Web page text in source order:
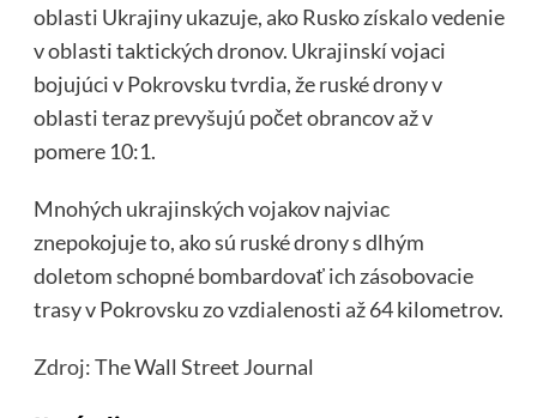
oblasti Ukrajiny ukazuje, ako Rusko získalo vedenie
v oblasti taktických dronov. Ukrajinskí vojaci
bojujúci v Pokrovsku tvrdia, že ruské drony v
oblasti teraz prevyšujú počet obrancov až v
pomere 10:1.
Mnohých ukrajinských vojakov najviac
znepokojuje to, ako sú ruské drony s dlhým
doletom schopné bombardovať ich zásobovacie
trasy v Pokrovsku zo vzdialenosti až 64 kilometrov.
Zdroj: The Wall Street Journal